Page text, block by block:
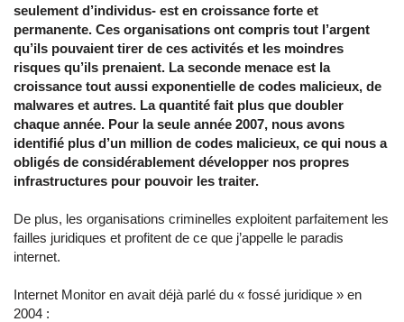
seulement d’individus- est en croissance forte et
permanente. Ces organisations ont compris tout l’argent
qu’ils pouvaient tirer de ces activités et les moindres
risques qu’ils prenaient. La seconde menace est la
croissance tout aussi exponentielle de codes malicieux, de
malwares et autres. La quantité fait plus que doubler
chaque année. Pour la seule année 2007, nous avons
identifié plus d’un million de codes malicieux, ce qui nous a
obligés de considérablement développer nos propres
infrastructures pour pouvoir les traiter.
De plus, les organisations criminelles exploitent parfaitement les
failles juridiques et profitent de ce que j’appelle le paradis
internet.
Internet Monitor en avait déjà parlé du « fossé juridique » en
2004 :